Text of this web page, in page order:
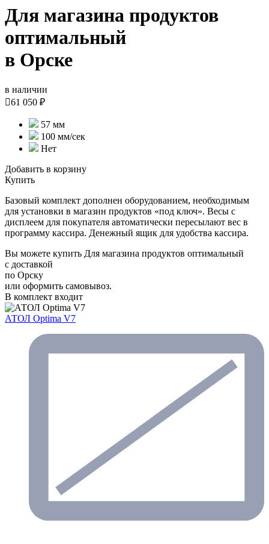
Для магазина продуктов
оптимальный
в Орске
в наличии
61 050 ₽
57 мм
100 мм/сек
Нет
Добавить в корзину
Купить
Базовый комплект дополнен оборудованием, необходимым
для установки в магазин продуктов «под ключ». Весы с
дисплеем для покупателя автоматически пересылают вес в
программу кассира. Денежный ящик для удобства кассира.
Вы можете купить Для магазина продуктов оптимальный
с доставкой
по Орску
или оформить самовывоз.
В комплект входит
АТОЛ Optima V7